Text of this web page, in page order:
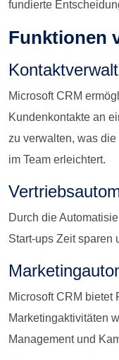
fundierte
Funktionen
Microsoft CRM
Kundenkontakte an
zu verwalten, was
im Team erleichtert.
Durch die
Start-ups Zeit sparen
Microsoft CRM bietet
Marketingaktivitäten
Management und